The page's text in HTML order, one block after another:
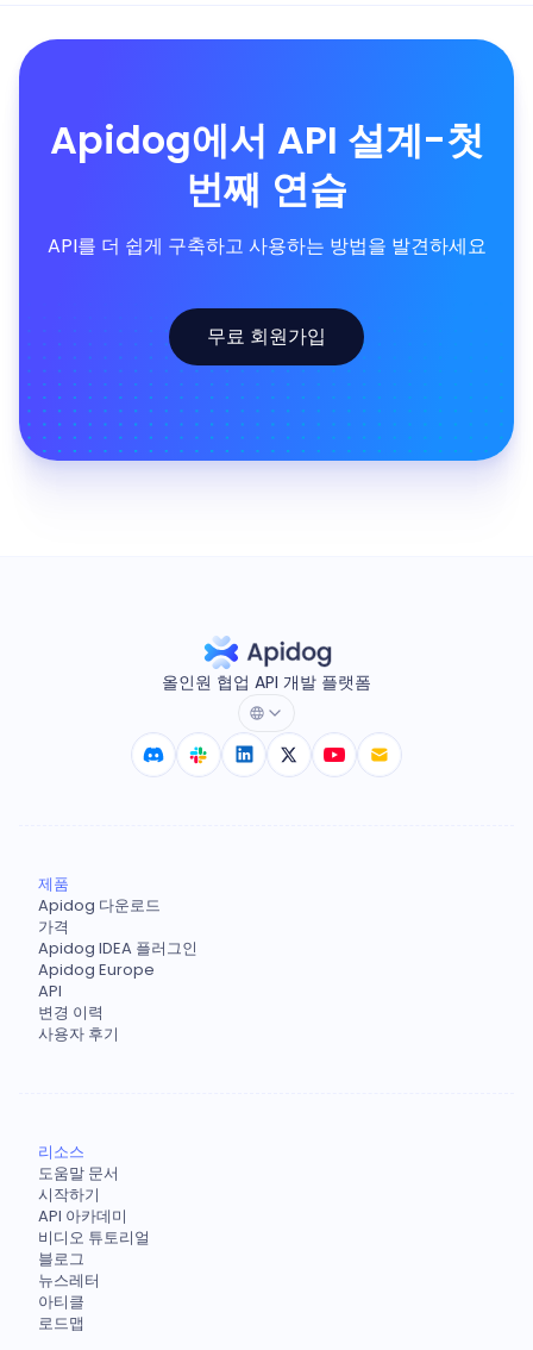
Apidog에서 API 설계-첫
번째 연습
API를 더 쉽게 구축하고 사용하는 방법을 발견하세요
무료 회원가입
올인원 협업 API 개발 플랫폼
제품
Apidog 다운로드
가격
Apidog IDEA 플러그인
Apidog Europe
API
변경 이력
사용자 후기
리소스
도움말 문서
시작하기
API 아카데미
비디오 튜토리얼
블로그
뉴스레터
아티클
로드맵